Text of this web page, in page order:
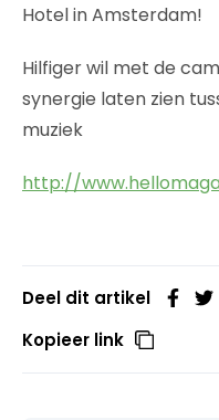
Hotel in Amsterdam!
Hilfiger wil met de
synergie laten zien
muziek
http://
Deel dit artikel
Kopieer link